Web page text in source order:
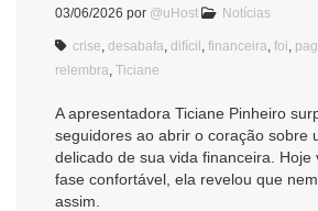
03/06/2026 por @uHost Notícias
crise desabafa difícil financeira foi
relembra Ticiane
A apresentadora Ticiane Pinheiro
seguidores ao abrir o coração sobre
delicado de sua vida financeira. Hoje
fase confortável, ela revelou que
assim.